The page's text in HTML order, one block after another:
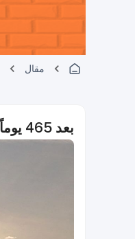
مقال
بعد 465 يوماً، انتهاء الحرب الإسرائيلية على غزة